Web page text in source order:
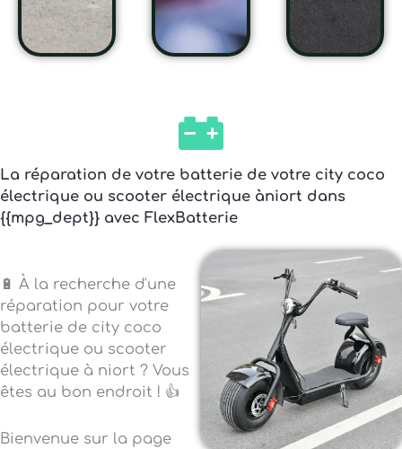
La réparation de votre batterie de votre city coco
électrique ou scooter électrique àniort dans
{{mpg_dept}} avec FlexBatterie
🔋 À la recherche d'une
réparation pour votre
batterie de city coco
électrique ou scooter
électrique à niort ? Vous
êtes au bon endroit ! 👍
Bienvenue sur la page